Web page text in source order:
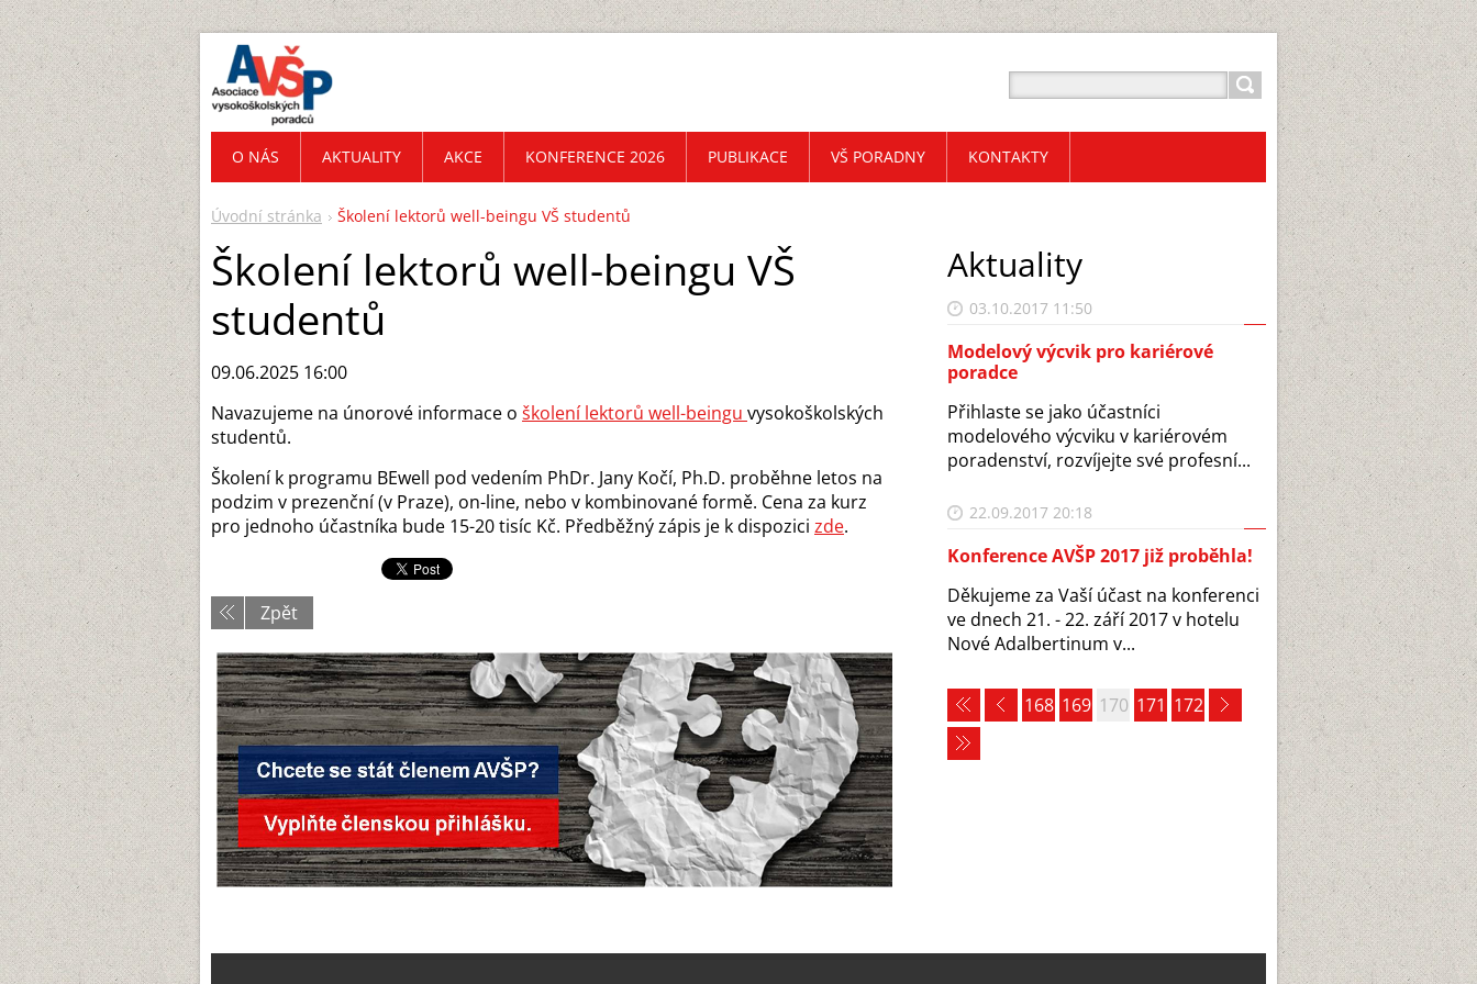
Úvodní stránka Školení lektorů well-beingu VŠ studentů
Školení lektorů well-beingu VŠ
studentů
09.06.2025 16:00
Navazujeme na únorové informace o školení lektorů well-beingu vysokoškolských
studentů.
Školení k programu BEwell pod vedením PhDr. Jany Kočí, Ph.D. proběhne letos na
podzim v prezenční (v Praze), on-line, nebo v kombinované formě. Cena za kurz
pro jednoho účastníka bude 15-20 tisíc Kč. Předběžný zápis je k dispozici zde.
Zpět
Aktuality
03.10.2017 11:50
Modelový výcvik pro kariérové
poradce
Přihlaste se jako účastníci
modelového výcviku v kariérovém
poradenství, rozvíjejte své profesní...
22.09.2017 20:18
Konference AVŠP 2017 již proběhla!
Děkujeme za Vaší účast na konferenci
ve dnech 21. - 22. září 2017 v hotelu
Nové Adalbertinum v...
168 169 170 171 172
O NÁS AKTUALITY AKCE KONFERENCE 2026 PUBLIKACE VŠ PORADNY KONTAKTY